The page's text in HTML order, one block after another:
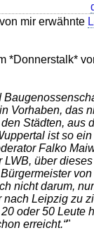
mir erwähnte
*Donnerstalk*
Vorhaben, das
Städten, aus
ist so
Falko
über
nicht darum,
Leipzig zu
oder 50 Leute
erreicht.“"